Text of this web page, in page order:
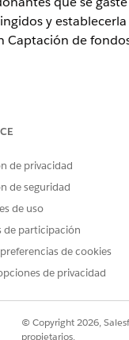
y
Captación de
,Performance
,Unlimited
( ), busque y
para la
de privacidad
de seguridad
de uso
de participación
de cookies
de privacidad
© Copyright 2026,
propietarios.